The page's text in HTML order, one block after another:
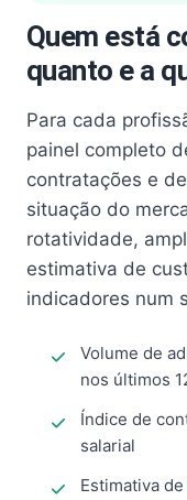
Quem está
quanto e a
Para cada
painel completo
contratações e
situação do
rotatividade,
estimativa de
indicadores num
Volume de
nos últimos
Índice de
salarial
Estimativa de